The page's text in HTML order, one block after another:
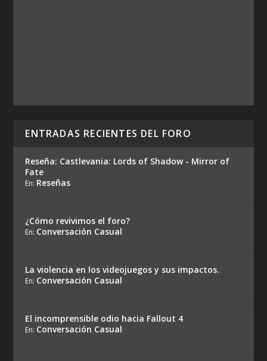
ENTRADAS RECIENTES DEL FORO
Reseña: Castlevania: Lords of Shadow - Mirror of
Fate
En: Reseñas
¿Cómo revivimos el foro?
En: Conversación Casual
La violencia en los videojuegos y sus impactos.
En: Conversación Casual
El incomprensible odio hacia Fallout 4
En: Conversación Casual